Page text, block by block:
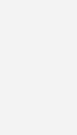
von uns
und
über
ist